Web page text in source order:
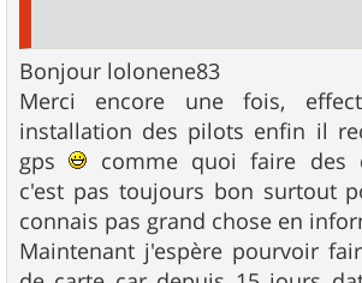
Bonjour lolonene83
Merci encore une fois,
installation des pilots enfin il
gps
comme quoi faire des
c'est pas toujours bon surtout
connais pas grand chose en
Maintenant j'espère pourvoir